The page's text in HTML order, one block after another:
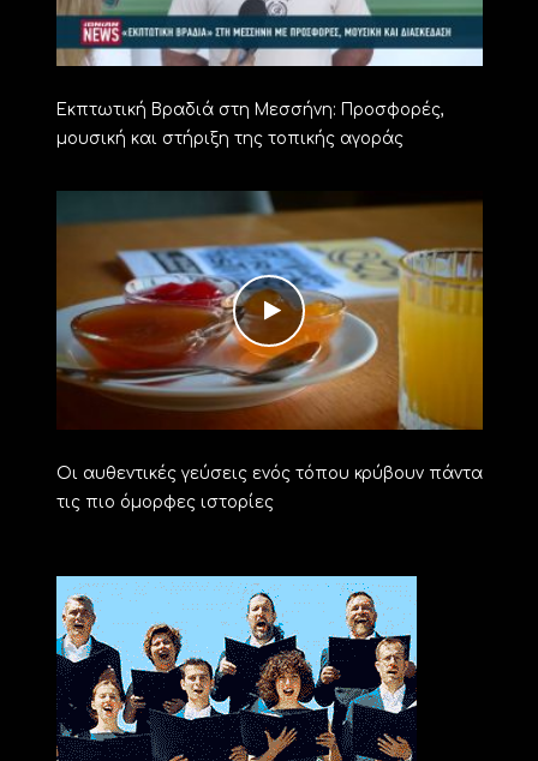
Εκπτωτική Βραδιά στη Μεσσήνη: Προσφορές,
μουσική και στήριξη της τοπικής αγοράς
Οι αυθεντικές γεύσεις ενός τόπου κρύβουν πάντα
τις πιο όμορφες ιστορίες